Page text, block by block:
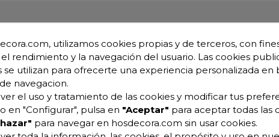
SV74GRA
inoxidable AISI 304 de 1,5 mm de espesor.
utilizamos cookies propias y de terceros, con
rendimiento y la navegación del usuario. Las cookies
se utilizan para ofrecerte una experiencia personalizada en
navegacion.
el uso y tratamiento de las cookies y modificar tus
en "Configurar", pulsa en "Aceptar" para aceptar todas las
para navegar en hosdecora.com sin usar cookies.